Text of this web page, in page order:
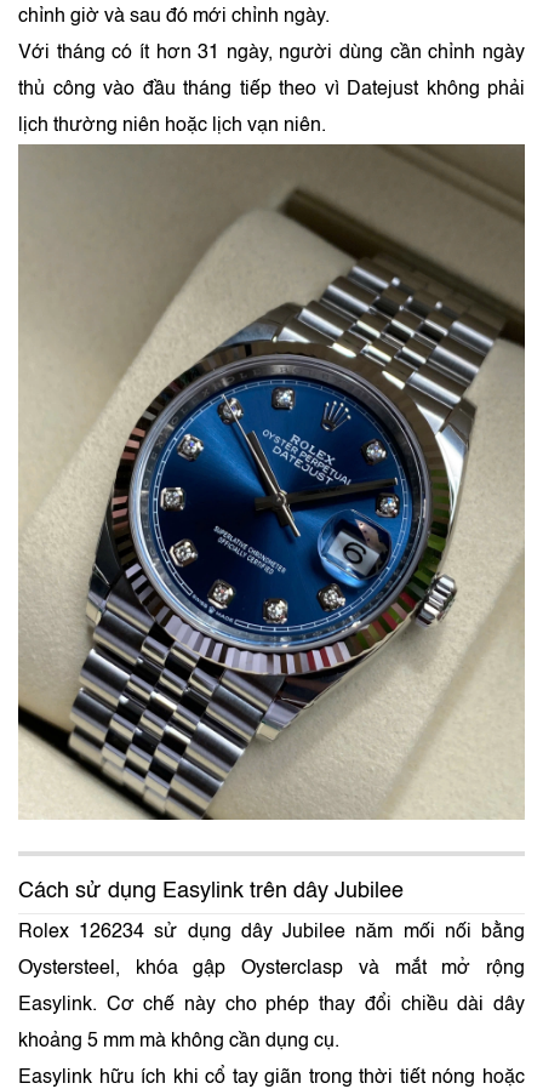
chỉnh giờ và sau đó mới chỉnh ngày.
Với tháng có ít hơn 31 ngày, người dùng cần chỉnh ngày
thủ công vào đầu tháng tiếp theo vì Datejust không phải
lịch thường niên hoặc lịch vạn niên.
Cách sử dụng Easylink trên dây Jubilee
Rolex 126234 sử dụng dây Jubilee năm mối nối bằng
Oystersteel, khóa gập Oysterclasp và mắt mở rộng
Easylink. Cơ chế này cho phép thay đổi chiều dài dây
khoảng 5 mm mà không cần dụng cụ.
Easylink hữu ích khi cổ tay giãn trong thời tiết nóng hoặc